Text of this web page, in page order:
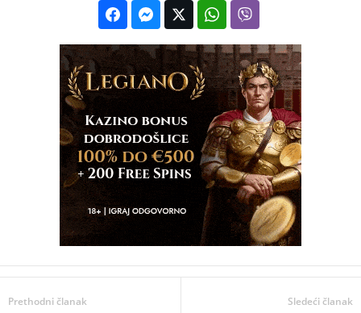
Prethodni članak Sledeći članak